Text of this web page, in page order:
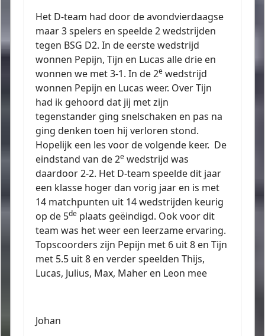
Het D-team had door de avondvierdaagse
maar 3 spelers en speelde 2 wedstrijden
tegen BSG D2. In de eerste wedstrijd
wonnen Pepijn, Tijn en Lucas alle drie en
wonnen we met 3-1. In de 2e wedstrijd
wonnen Pepijn en Lucas weer. Over Tijn
had ik gehoord dat jij met zijn
tegenstander ging snelschaken en pas na
ging denken toen hij verloren stond.
Hopelijk een les voor de volgende keer. De
eindstand van de 2e wedstrijd was
daardoor 2-2. Het D-team speelde dit jaar
een klasse hoger dan vorig jaar en is met
14 matchpunten uit 14 wedstrijden keurig
op de 5de plaats geëindigd. Ook voor dit
team was het weer een leerzame ervaring.
Topscoorders zijn Pepijn met 6 uit 8 en Tijn
met 5.5 uit 8 en verder speelden Thijs,
Lucas, Julius, Max, Maher en Leon mee
Johan